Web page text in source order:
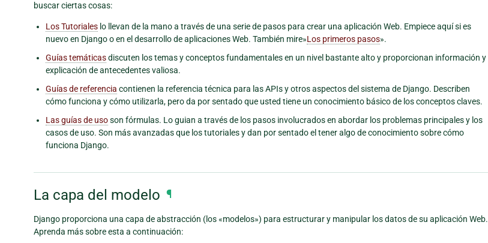
buscar ciertas cosas:
Los Tutoriales lo llevan de la mano a través de una serie de pasos para crear una aplicación Web. Empiece aquí si es
nuevo en Django o en el desarrollo de aplicaciones Web. También mire»Los primeros pasos».
Guías temáticasdiscuten los temas y conceptos fundamentales en un nivel bastante alto y proporcionan información y
explicación de antecedentes valiosa.
Guías de referencia contienen la referencia técnica para las APIs y otros aspectos del sistema de Django. Describen
cómo funciona y cómo utilizarla, pero da por sentado que usted tiene un conocimiento básico de los conceptos claves.
Las guías de usoson fórmulas. Lo guian a través de los pasos involucrados en abordar los problemas principales y los
casos de uso. Son más avanzadas que los tutoriales y dan por sentado el tener algo de conocimiento sobre cómo
funciona Django.
La capa del modelo ¶
Django proporciona una capa de abstracción (los «modelos») para estructurar y manipular los datos de su aplicación Web.
Aprenda más sobre esta a continuación: